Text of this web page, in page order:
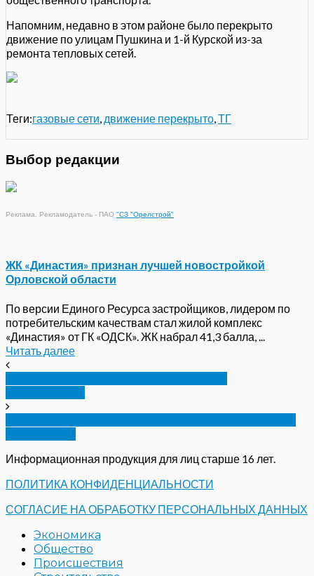
Напомним, недавно в этом районе было перекрыто
движение по улицам Пушкина и 1-й Курской из-за
ремонта тепловых сетей.
Теги:газовые сети движение перекрыто ТГ
Выбор редакции
Реклама. Рекламодатель - ПАО "СЗ "Орелстрой"
ЖК «Династия» признан лучшей новостройкой
Орловской области
По версии Единого Ресурса застройщиков, лидером по
потребительским качествам стал жилой комплекс
«Династия» от ГК «ОДСК». ЖК набрал 41,3 балла, ...
Читать далее
Информационная продукция для лиц старше 16 лет.
ПОЛИТИКА КОНФИДЕНЦИАЛЬНОСТИ
СОГЛАСИЕ НА ОБРАБОТКУ ПЕРСОНАЛЬНЫХ ДАННЫХ
Экономика
Общество
Происшествия